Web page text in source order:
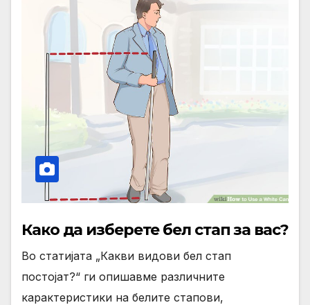
Како да изберете бел стап за вас?
Во статијата „Какви видови бел стап
постојат?“ ги опишавме различните
карактеристики на белите стапови,